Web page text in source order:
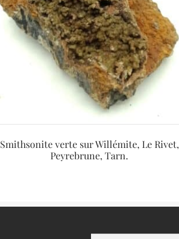
Smithsonite verte sur Willémite, Le Rivet,
Peyrebrune, Tarn.